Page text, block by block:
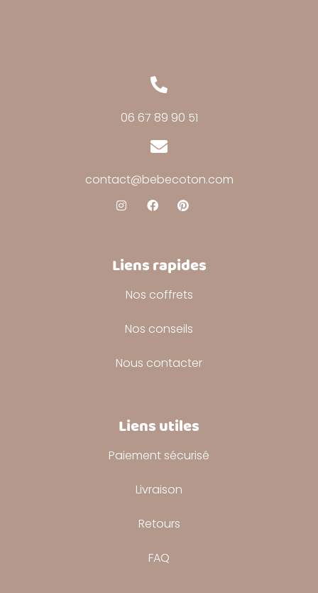
06 67 89 90 51
contact@bebecoton.com
Liens rapides
Nos coffrets
Nos conseils
Nous contacter
Liens utiles
Paiement sécurisé
Livraison
Retours
FAQ